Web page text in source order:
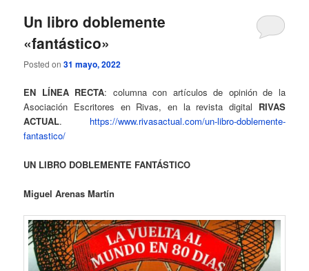
Un libro doblemente
«fantástico»
Posted on31 mayo, 2022
EN LÍNEA RECTA: columna con artículos de opinión de la
Asociación Escritores en Rivas, en la revista digital RIVAS
ACTUAL. https://www.rivasactual.com/un-libro-doblemente-
fantastico/
UN LIBRO DOBLEMENTE FANTÁSTICO
Miguel Arenas Martín